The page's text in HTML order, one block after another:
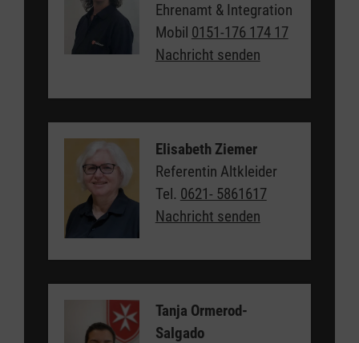
Ehrenamt & Integration
Mobil 0151-176 174 17
Nachricht senden
Elisabeth Ziemer
Referentin Altkleider
Tel. 0621- 5861617
Nachricht senden
Tanja Ormerod-
Salgado